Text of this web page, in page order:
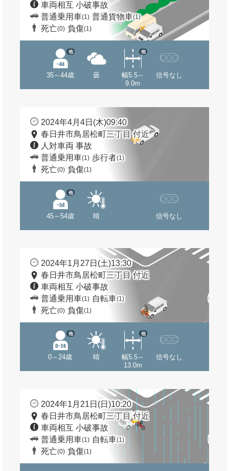
車両相互 小破事故
普通乗用車(1) 普通貨物車(1)
死亡(0) 負傷(1)
35～44歳
他
曇
幅5.5～
9.0m
他
信号なし
2024年4月4日(木)09:40
春日井市鳥居松町三丁目 付近
人対車両 事故
普通乗用車(1) 歩行者(1)
死亡(0) 負傷(1)
45～54歳
他
晴 信号なし
2024年1月27日(土)13:30
春日井市鳥居松町三丁目 付近
車両相互 小破事故
普通乗用車(1) 自転車(1)
死亡(0) 負傷(1)
0～24歳
他
晴
幅5.5～
13.0m
他
信号なし
2024年1月21日(日)10:20
春日井市鳥居松町三丁目 付近
車両相互 小破事故
普通乗用車(1) 自転車(1)
死亡(0) 負傷(1)